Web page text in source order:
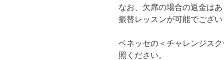
なお、欠席の場合の返金は
振替レッスンが可能でござ
ベネッセの＜チャレンジス
照ください。